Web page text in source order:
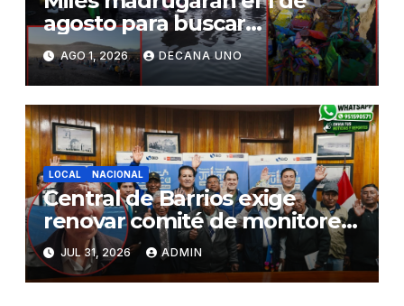
agosto para buscar
piedrecillas en los ríos y
realizar la challa por la
riqueza y la prosperidad
AGO 1, 2026 DECANA UNO
LOCAL NACIONAL
Central de Barrios exige
renovar comité de monitoreo
del PIAA por presuntos
conflictos de interés y
retrasos
JUL 31, 2026 ADMIN